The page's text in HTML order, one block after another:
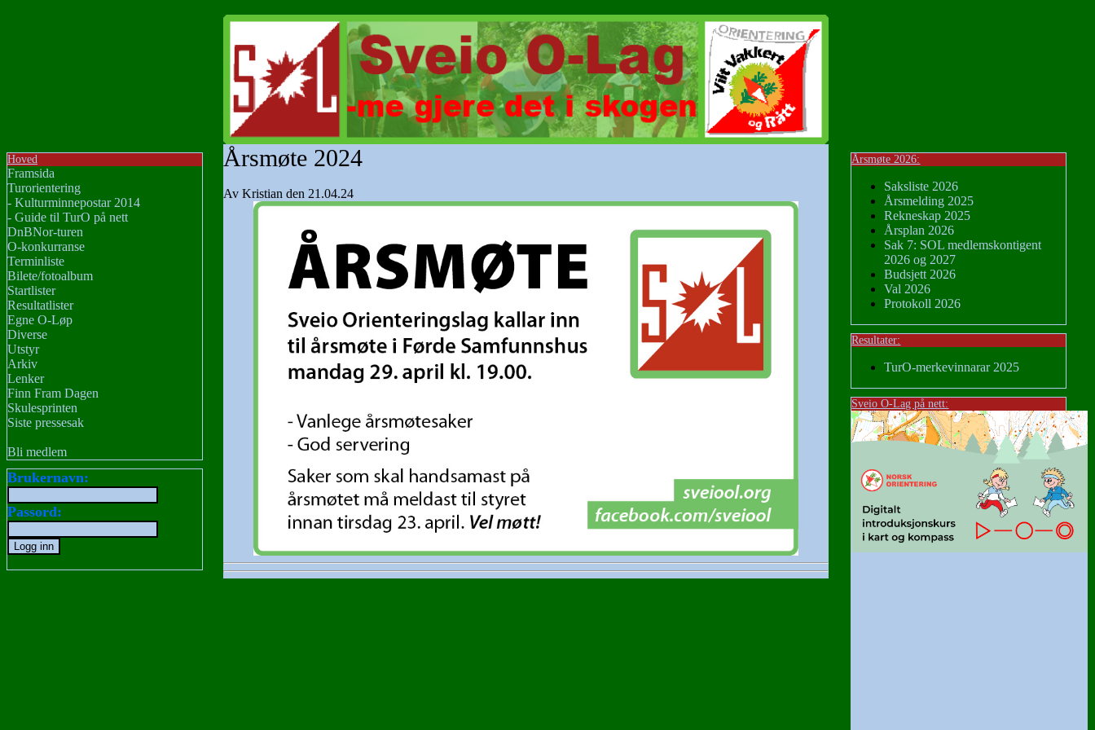
Hoved
Framsida
Turorientering
- Kulturminnepostar 2014
- Guide til TurO på nett
DnBNor-turen
O-konkurranse
Terminliste
Bilete/fotoalbum
Startlister
Resultatlister
Egne O-Løp
Diverse
Utstyr
Arkiv
Lenker
Finn Fram Dagen
Skulesprinten
Siste pressesak
Bli medlem
Brukernavn:
Passord:
Årsmøte 2024
Av Kristian den 21.04.24
Årsmøte 2026:
Saksliste 2026
Årsmelding 2025
Rekneskap 2025
Årsplan 2026
Sak 7: SOL medlemskontigent
2026 og 2027
Budsjett 2026
Val 2026
Protokoll 2026
Resultater:
TurO-merkevinnarar 2025
Sveio O-Lag på nett: